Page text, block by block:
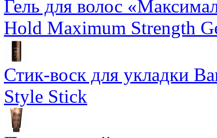
Гель для волос
Hold Maximum Strength
Стик-воск для укладки
Style Stick